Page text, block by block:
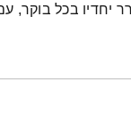
יחדיו בכל בוקר,